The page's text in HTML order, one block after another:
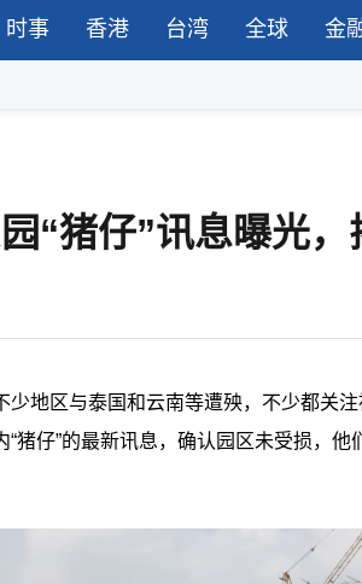
时事 香港 台湾 全球 金
“猪仔”讯息曝光
少地区与泰国和云南等遭殃，不少都关
“猪仔”的最新讯息，确认园区未受损，